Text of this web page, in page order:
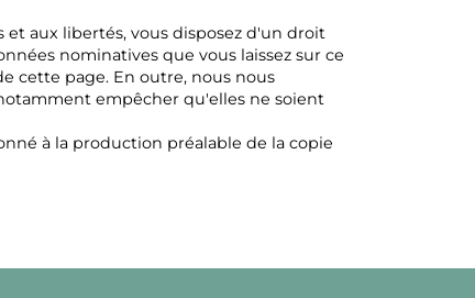
et aux libertés, vous disposez d'un droit
nominatives que vous laissez sur ce
cette page. En outre, nous nous
empêcher qu'elles ne soient
à la production préalable de la copie